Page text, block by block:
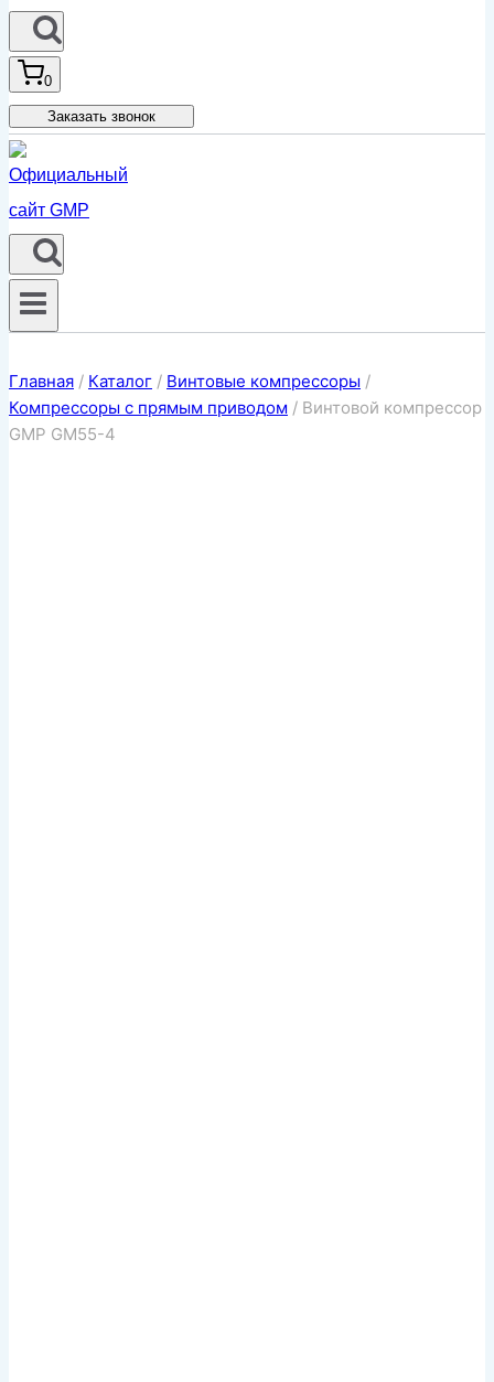
0
Заказать звонок
Главная / Каталог / Винтовые компрессоры /
Компрессоры с прямым приводом / Винтовой компрессор
GMP GM55-4